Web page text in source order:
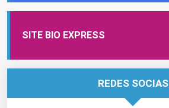
SITE BIO EXPRESS
REDES SOCIAS